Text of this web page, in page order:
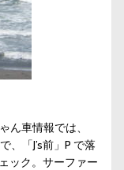
ん車情報では、
、「J’s前」P で落
ック。サーファー